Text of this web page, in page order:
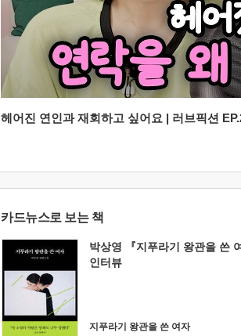
헤어진 연인과 재회하고 싶어요 | 러브픽션
카드뉴스로 보는 책
박상영 『지푸라기 왕관을 쓴
인터뷰
지푸라기 왕관을 쓴 여자